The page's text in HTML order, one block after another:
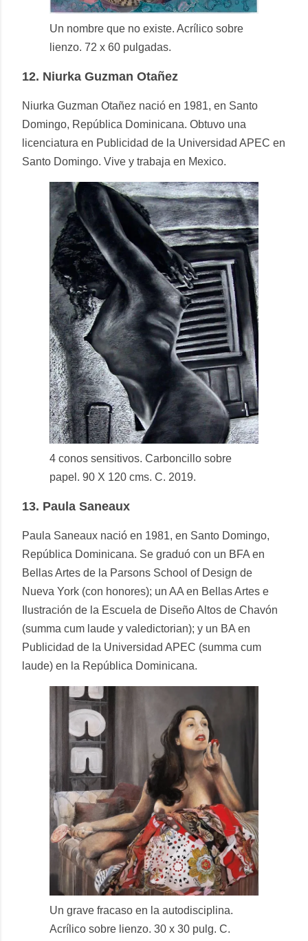
Un nombre que no existe. Acrílico sobre
lienzo. 72 x 60 pulgadas.
12. Niurka Guzman Otañez
Niurka Guzman Otañez nació en 1981, en Santo
Domingo, República Dominicana. Obtuvo una
licenciatura en Publicidad de la Universidad APEC en
Santo Domingo. Vive y trabaja en Mexico.
4 conos sensitivos. Carboncillo sobre
papel. 90 X 120 cms. C. 2019.
13. Paula Saneaux
Paula Saneaux nació en 1981, en Santo Domingo,
República Dominicana. Se graduó con un BFA en
Bellas Artes de la Parsons School of Design de
Nueva York (con honores); un AA en Bellas Artes e
Ilustración de la Escuela de Diseño Altos de Chavón
(summa cum laude y valedictorian); y un BA en
Publicidad de la Universidad APEC (summa cum
laude) en la República Dominicana.
Un grave fracaso en la autodisciplina.
Acrílico sobre lienzo. 30 x 30 pulg. C.